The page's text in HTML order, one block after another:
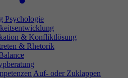
Psychologie
& Konfliktlösung
& Rhetorik
Auf- oder Zuklappen